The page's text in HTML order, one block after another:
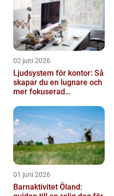
02 juni 2026
Ljudsystem för kontor: Så
skapar du en lugnare och
mer fokuserad
01 juni 2026
Barnaktivitet Öland: